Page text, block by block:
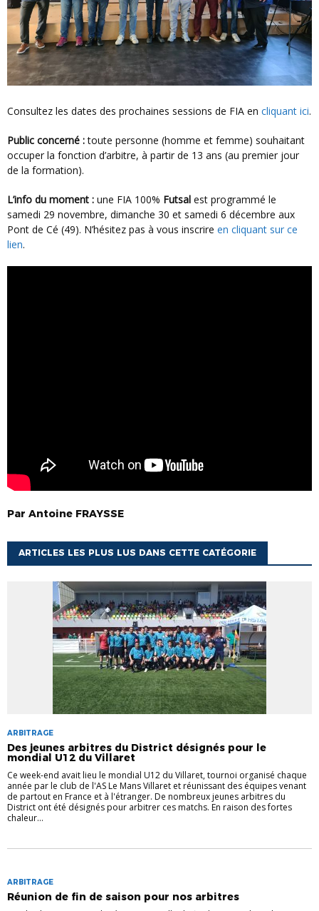
Consultez les dates des prochaines sessions de FIA en cliquant ici.
Public concerné :toute personne (homme et femme) souhaitant
occuper la fonction d’arbitre, à partir de 13 ans (au premier jour
de la formation).
L’info du moment : une FIA 100% Futsal est programmé le
samedi 29 novembre, dimanche 30 et samedi 6 décembre aux
Pont de Cé (49). N’hésitez pas à vous inscrire en cliquant sur ce
lien.
Par Antoine FRAYSSE
ARTICLES LES PLUS LUS DANS CETTE CATÉGORIE
ARBITRAGE
Des jeunes arbitres du District désignés pour le
mondial U12 du Villaret
Ce week-end avait lieu le mondial U12 du Villaret, tournoi organisé chaque
année par le club de l'AS Le Mans Villaret et réunissant des équipes venant
de partout en France et à l'étranger. De nombreux jeunes arbitres du
District ont été désignés pour arbitrer ces matchs. En raison des fortes
chaleur...
ARBITRAGE
Réunion de fin de saison pour nos arbitres